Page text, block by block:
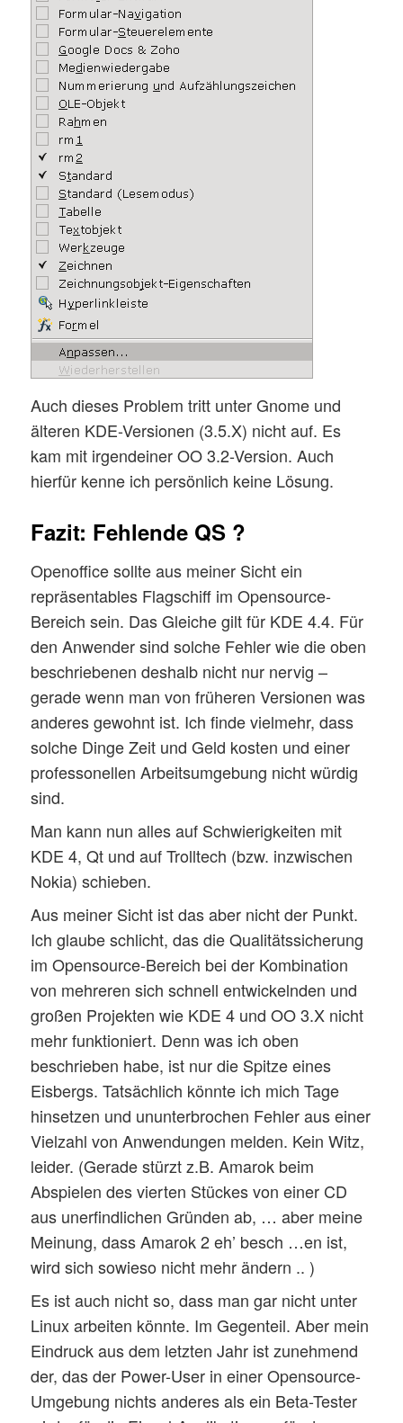
Auch dieses Problem tritt unter Gnome und
älteren KDE-Versionen (3.5.X) nicht auf. Es
kam mit irgendeiner OO 3.2-Version. Auch
hierfür kenne ich persönlich keine Lösung.
Fazit: Fehlende QS ?
Openoffice sollte aus meiner Sicht ein
repräsentables Flagschiff im Opensource-
Bereich sein. Das Gleiche gilt für KDE 4.4. Für
den Anwender sind solche Fehler wie die oben
beschriebenen deshalb nicht nur nervig –
gerade wenn man von früheren Versionen was
anderes gewohnt ist. Ich finde vielmehr, dass
solche Dinge Zeit und Geld kosten und einer
professonellen Arbeitsumgebung nicht würdig
sind.
Man kann nun alles auf Schwierigkeiten mit
KDE 4, Qt und auf Trolltech (bzw. inzwischen
Nokia) schieben.
Aus meiner Sicht ist das aber nicht der Punkt.
Ich glaube schlicht, das die Qualitätssicherung
im Opensource-Bereich bei der Kombination
von mehreren sich schnell entwickelnden und
großen Projekten wie KDE 4 und OO 3.X nicht
mehr funktioniert. Denn was ich oben
beschrieben habe, ist nur die Spitze eines
Eisbergs. Tatsächlich könnte ich mich Tage
hinsetzen und ununterbrochen Fehler aus einer
Vielzahl von Anwendungen melden. Kein Witz,
leider. (Gerade stürzt z.B. Amarok beim
Abspielen des vierten Stückes von einer CD
aus unerfindlichen Gründen ab, … aber meine
Meinung, dass Amarok 2 eh’ besch …en ist,
wird sich sowieso nicht mehr ändern .. )
Es ist auch nicht so, dass man gar nicht unter
Linux arbeiten könnte. Im Gegenteil. Aber mein
Eindruck aus dem letzten Jahr ist zunehmend
der, das der Power-User in einer Opensource-
Umgebung nichts anderes als ein Beta-Tester